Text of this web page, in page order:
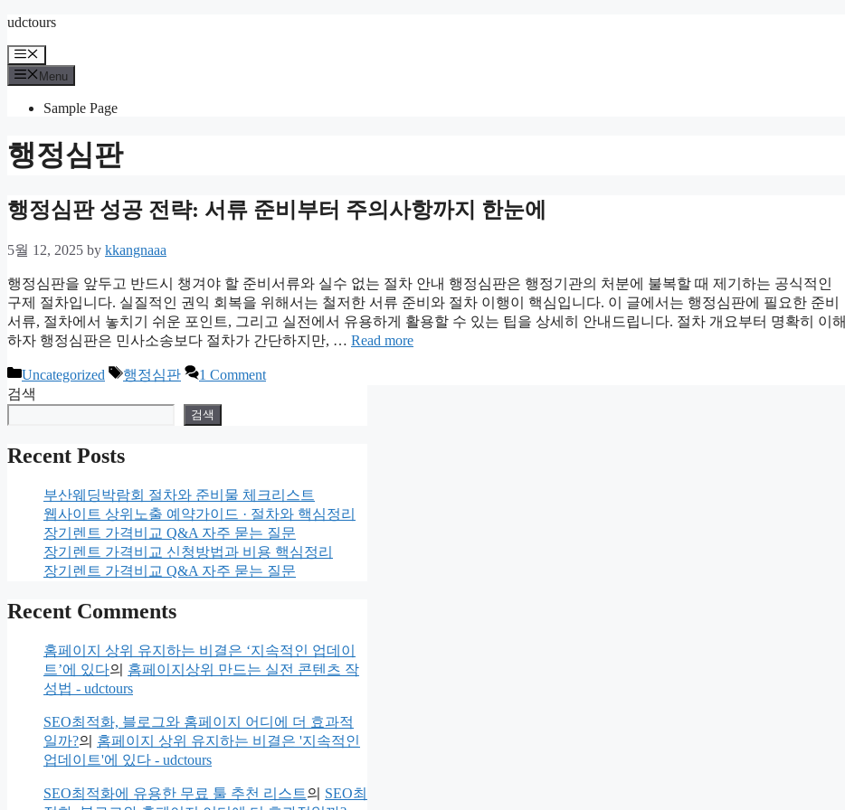
Skip
content
udctours
Menu
Menu
Sample Page
행정심판
행정심판 성공 전략: 서류 준비부터 주의사항까지 한눈에
5월 12, 2025 by kkangnaaa
행정심판을 앞두고 반드시 챙겨야 할 준비서류와 실수 없는 절차 안내 행정심판은 행정기관의 처분에 불복할 때 제기하는 공식적인
구제 절차입니다. 실질적인 권익 회복을 위해서는 철저한 서류 준비와 절차 이행이 핵심입니다. 이 글에서는 행정심판에 필요한 준비
서류, 절차에서 놓치기 쉬운 포인트, 그리고 실전에서 유용하게 활용할 수 있는 팁을 상세히 안내드립니다. 절차 개요부터 명확히 이해
하자 행정심판은 민사소송보다 절차가 간단하지만, … Read more
Categories
Uncategorized Tags
행정심판
1 Comment
검색
검색
Recent Posts
부산웨딩박람회 절차와 준비물 체크리스트
웹사이트 상위노출 예약가이드 · 절차와 핵심정리
장기렌트 가격비교 Q&A 자주 묻는 질문
장기렌트 가격비교 신청방법과 비용 핵심정리
장기렌트 가격비교 Q&A 자주 묻는 질문
Recent Comments
홈페이지 상위 유지하는 비결은 ‘지속적인 업데이
트’에 있다의 홈페이지상위 만드는 실전 콘텐츠 작
성법 - udctours
SEO최적화, 블로그와 홈페이지 어디에 더 효과적
일까?의 홈페이지 상위 유지하는 비결은 '지속적인
업데이트'에 있다 - udctours
SEO최적화에 유용한 무료 툴 추천 리스트의 SEO최